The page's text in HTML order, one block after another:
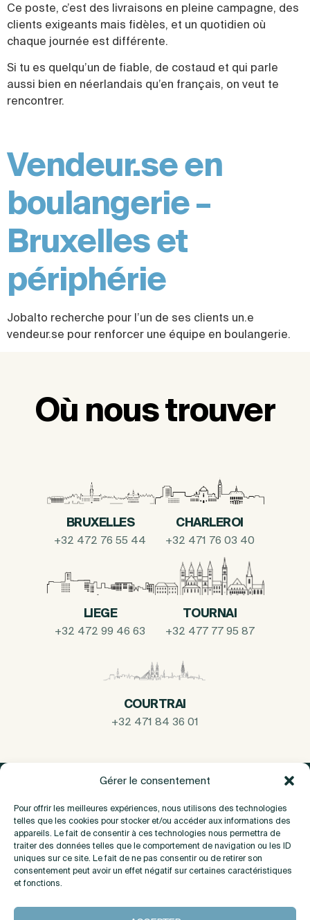
Gérer le consentement
Pour offrir les meilleures expériences, nous utilisons des technologies
telles que les cookies pour stocker et/ou accéder aux informations des
appareils. Le fait de consentir à ces technologies nous permettra de
traiter des données telles que le comportement de navigation ou les ID
uniques sur ce site. Le fait de ne pas consentir ou de retirer son
consentement peut avoir un effet négatif sur certaines caractéristiques
et fonctions.
Ce poste, c’est des livraisons en pleine campagne, des
clients exigeants mais fidèles, et un quotidien où
chaque journée est différente.
Si tu es quelqu’un de fiable, de costaud et qui parle
aussi bien en néerlandais qu’en français, on veut te
rencontrer.
Vendeur.se en
boulangerie –
Bruxelles et
périphérie
Jobalto recherche pour l’un de ses clients un.e
vendeur.se pour renforcer une équipe en boulangerie.
Où nous trouver
BRUXELLES
+32 472 76 55 44
CHARLEROI
+32 471 76 03 40
LIEGE
+32 472 99 46 63
TOURNAI
+32 477 77 95 87
COURTRAI
+32 471 84 36 01
A propos